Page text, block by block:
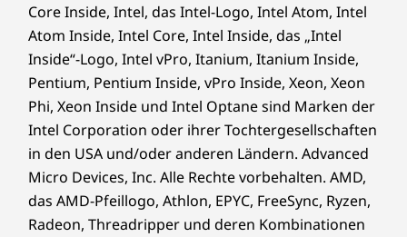
Core Inside, Intel, das Intel-Logo, Intel Atom, Intel
Atom Inside, Intel Core, Intel Inside, das „Intel
Inside“-Logo, Intel vPro, Itanium, Itanium Inside,
Pentium, Pentium Inside, vPro Inside, Xeon, Xeon
Phi, Xeon Inside und Intel Optane sind Marken der
Intel Corporation oder ihrer Tochtergesellschaften
in den USA und/oder anderen Ländern. Advanced
Micro Devices, Inc. Alle Rechte vorbehalten. AMD,
das AMD-Pfeillogo, Athlon, EPYC, FreeSync, Ryzen,
Radeon, Threadripper und deren Kombinationen